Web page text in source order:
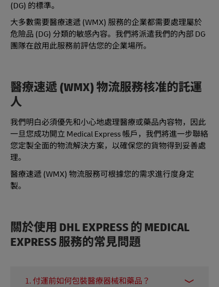
(DG) 的標準。
大多數需要醫療速遞 (WMX) 服務的企業都需要處理屬於
危險品 (DG) 分類的敏感內容。我們將派遣我們的內部 DG
團隊在啟用此服務前評估您的企業場所。
醫療速遞 (WMX) 物流服務核准的託運
人
我們明白必須優先和小心地處理醫療或藥品內容物，因此
一旦您成功開立 Medical Express 帳戶，我們將進一步聯絡
您定製全面的物流解決方案，以確保您的貨物得到妥善處
理。
醫療速遞 (WMX) 物流服務可根據您的需求進行度身定
製。
關於使用 DHL EXPRESS 的 MEDICAL
EXPRESS 服務的常見問題
1. 付運前如何包裝醫療器械和藥品？